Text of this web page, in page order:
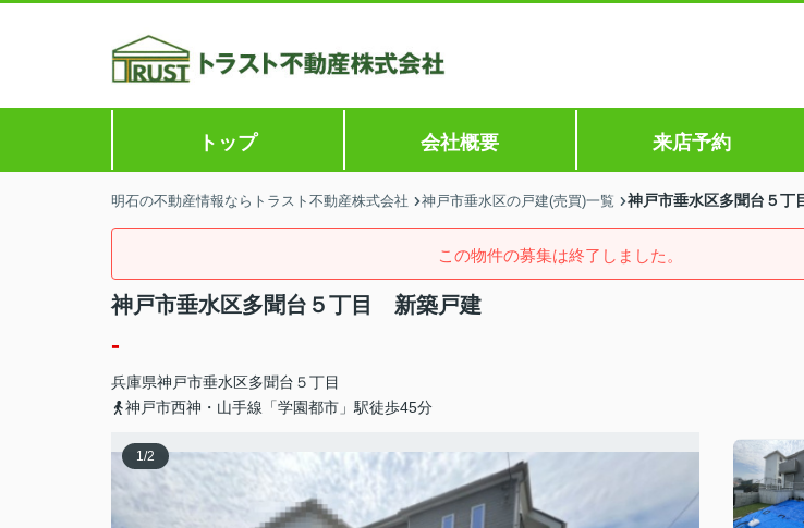
トップ 会社概要 来店予約
明石の不動産情報ならトラスト不動産株式会社 神戸市垂水区の戸建(売買)一覧 神戸市垂水区多聞台５
この物件の募集は終了しました。
神戸市垂水区多聞台５丁目 新築戸建
-
兵庫県神戸市垂水区多聞台 ５丁目
神戸市西神・山手線「学園都市」駅徒歩45分
1/2